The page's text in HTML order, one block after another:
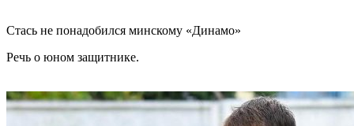
Стась не понадобился минскому «Динамо»
Речь о юном защитнике.